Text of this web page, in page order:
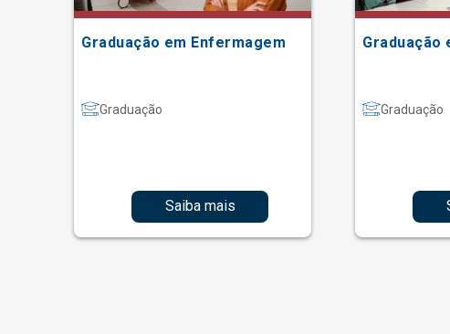
Graduação em Enfermagem
Graduação
Saiba mais
Graduação
Graduação